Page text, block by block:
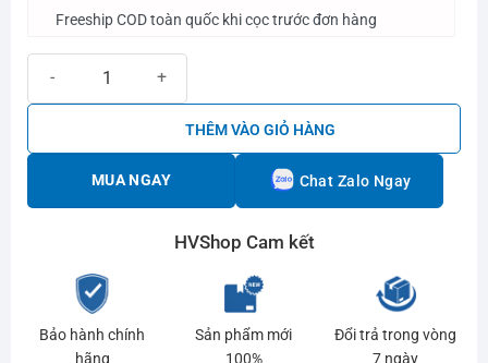
Freeship COD toàn quốc khi cọc trước đơn hàng
THÊM VÀO GIỎ HÀNG
MUA NGAY Chat Zalo Ngay
HVShop Cam kết
Bảo hành chính
hãng
Sản phẩm mới
100%
Đổi trả trong vòng
7 ngày